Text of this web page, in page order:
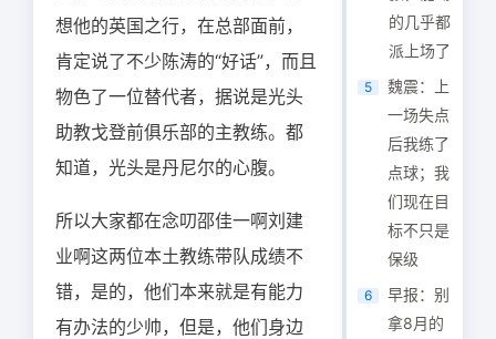
想他的英国之行，在总部面前，
肯定说了不少陈涛的“好话”，而且
物色了一位替代者，据说是光头
助教戈登前俱乐部的主教练。都
知道，光头是丹尼尔的心腹。
所以大家都在念叨邵佳一啊刘建
业啊这两位本土教练带队成绩不
错，是的，他们本来就是有能力
有办法的少帅，但是，他们身边
的几乎都
派上场了
5
魏震：上
一场失点
后我练了
点球；我
们现在目
标不只是
保级
6
早报：别
拿8月的